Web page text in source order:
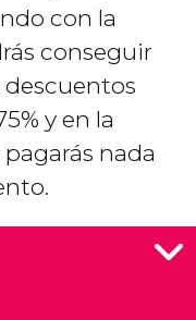
con la
conseguir
descuentos
y en la
nada